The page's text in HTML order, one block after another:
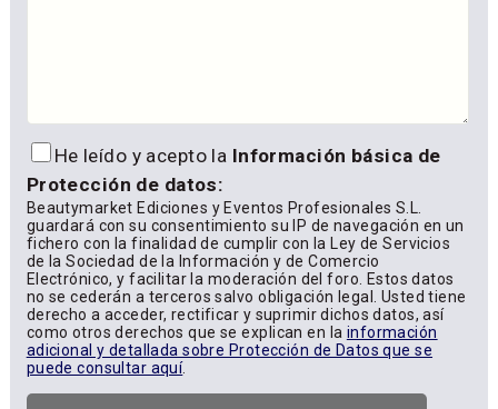
He leído y acepto la Información básica de
Protección de datos:
Beautymarket Ediciones y Eventos Profesionales S.L.
guardará con su consentimiento su IP de navegación en un
fichero con la finalidad de cumplir con la Ley de Servicios
de la Sociedad de la Información y de Comercio
Electrónico, y facilitar la moderación del foro. Estos datos
no se cederán a terceros salvo obligación legal. Usted tiene
derecho a acceder, rectificar y suprimir dichos datos, así
como otros derechos que se explican en la información
adicional y detallada sobre Protección de Datos que se
puede consultar aquí.